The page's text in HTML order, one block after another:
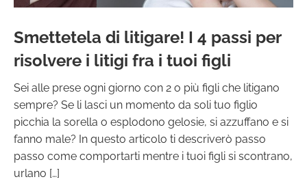
Smettetela di litigare! I 4 passi per
risolvere i litigi fra i tuoi figli
Sei alle prese ogni giorno con 2 o più figli che litigano
sempre? Se li lasci un momento da soli tuo figlio
picchia la sorella o esplodono gelosie, si azzuffano e si
fanno male? In questo articolo ti descriverò passo
passo come comportarti mentre i tuoi figli si scontrano,
urlano […]